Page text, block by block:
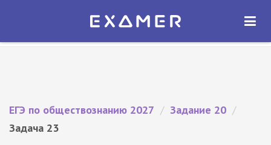
Экзамер — ЕГЭ 2027
ОТКРЫТЬ
ЕГЭ по обществознанию 2027 / Задание 20 /
Задача 23